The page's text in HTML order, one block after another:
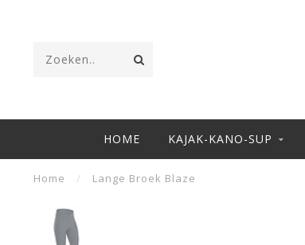
HOME KAJAK-KANO-SUP
Home / Lange Broek Blaze